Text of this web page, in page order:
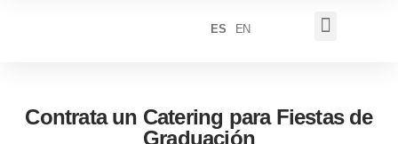
ES EN
Contrata un Catering para Fiestas de
Graduación